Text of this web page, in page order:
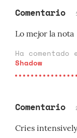
Comentario
Lo mejor la nota
Ha
Shadow
Comentario
Cries intensively